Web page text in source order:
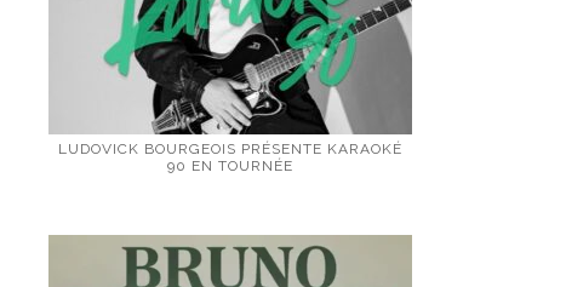
LUDOVICK BOURGEOIS PRÉSENTE KARAOKÉ
90 EN TOURNÉE